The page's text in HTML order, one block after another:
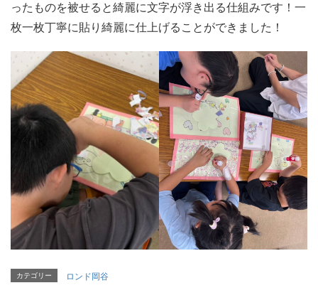
ったものを被せると綺麗に文字が浮き出る仕組みです！一
枚一枚丁寧に貼り綺麗に仕上げることができました！
カテゴリー ロンド岡谷